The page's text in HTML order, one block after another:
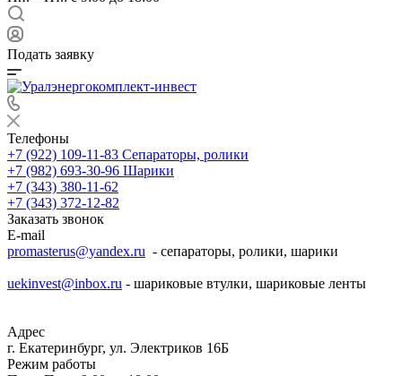
Подать заявку
Телефоны
+7 (922) 109-11-83 Сепараторы, ролики
+7 (982) 693-30-96 Шарики
+7 (343) 380-11-62
+7 (343) 372-12-82
Заказать звонок
E-mail
promasterus@yandex.ru - сепараторы, ролики, шарики
uekinvest@inbox.ru - шариковые втулки, шариковые ленты
Адрес
г. Екатеринбург, ул. Электриков 16Б
Режим работы